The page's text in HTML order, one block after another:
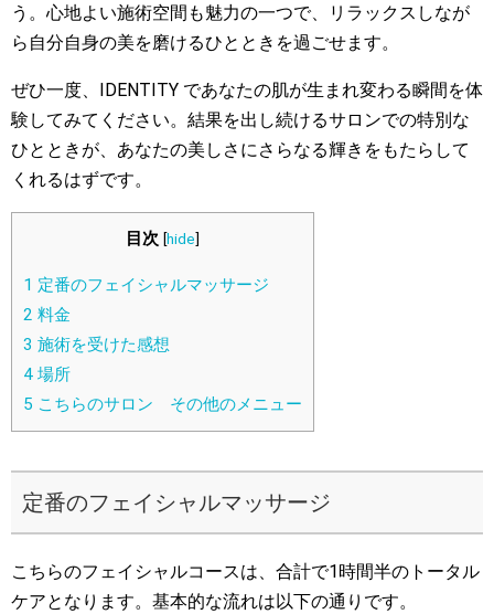
う。心地よい施術空間も魅力の一つで、リラックスしなが
ら自分自身の美を磨けるひとときを過ごせます。
ぜひ一度、IDENTITY であなたの肌が生まれ変わる瞬間を体
験してみてください。結果を出し続けるサロンでの特別な
ひとときが、あなたの美しさにさらなる輝きをもたらして
くれるはずです。
目次 [hide]
1 定番のフェイシャルマッサージ
2 料金
3 施術を受けた感想
4 場所
5 こちらのサロン その他のメニュー
定番のフェイシャルマッサージ
こちらのフェイシャルコースは、合計で1時間半のトータル
ケアとなります。基本的な流れは以下の通りです。